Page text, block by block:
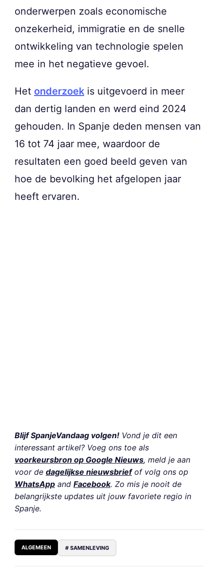
onderwerpen zoals economische
onzekerheid, immigratie en de snelle
ontwikkeling van technologie spelen
mee in het negatieve gevoel.
Het onderzoek is uitgevoerd in meer
dan dertig landen en werd eind 2024
gehouden. In Spanje deden mensen van
16 tot 74 jaar mee, waardoor de
resultaten een goed beeld geven van
hoe de bevolking het afgelopen jaar
heeft ervaren.
Blijf SpanjeVandaag volgen! Vond je dit een
interessant artikel? Voeg ons toe als
voorkeursbron op Google Nieuws, meld je aan
voor de dagelijkse nieuwsbriefof volg ons op
WhatsApp and Facebook. Zo mis je nooit de
belangrijkste updates uit jouw favoriete regio in
Spanje.
ALGEMEEN # SAMENLEVING